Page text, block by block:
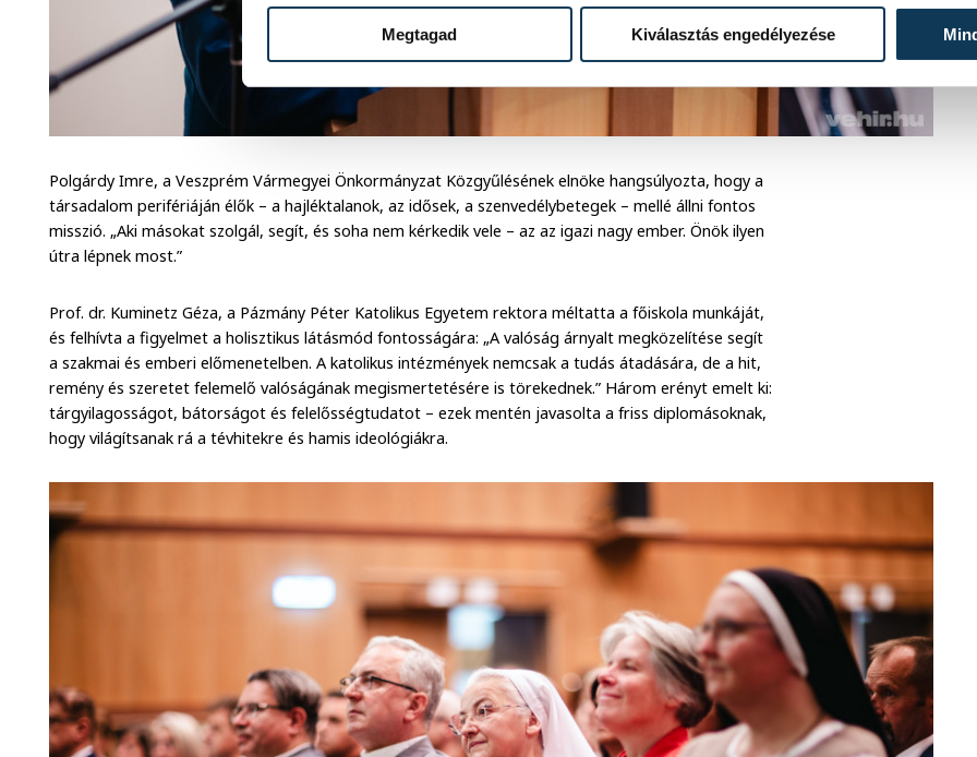
Megtagad Kiválasztás engedélyezése
Polgárdy Imre, a Veszprém Vármegyei Önkormányzat Közgyűlésének elnöke hangsúlyozta, hogy a
társadalom perifériáján élők – a hajléktalanok, az idősek, a szenvedélybetegek – mellé állni fontos
misszió. „Aki másokat szolgál, segít, és soha nem kérkedik vele – az az igazi nagy ember. Önök ilyen
útra lépnek most.”
Prof. dr. Kuminetz Géza, a Pázmány Péter Katolikus Egyetem rektora méltatta a főiskola munkáját,
és felhívta a figyelmet a holisztikus látásmód fontosságára: „A valóság árnyalt megközelítése segít
a szakmai és emberi előmenetelben. A katolikus intézmények nemcsak a tudás átadására, de a hit,
remény és szeretet felemelő valóságának megismertetésére is törekednek.” Három erényt emelt ki:
tárgyilagosságot, bátorságot és felelősségtudatot – ezek mentén javasolta a friss diplomásoknak,
hogy világítsanak rá a tévhitekre és hamis ideológiákra.